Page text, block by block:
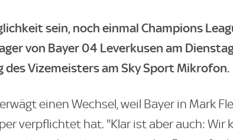
sein, noch einmal Champions
von Bayer 04 Leverkusen am
Vizemeisters am Sky Sport Mikrofon.
einen Wechsel, weil Bayer in Mark
verpflichtet hat. "Klar ist aber auch: Wir